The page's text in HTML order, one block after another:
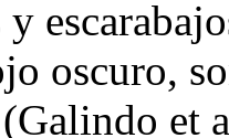
y
oscuro,
et